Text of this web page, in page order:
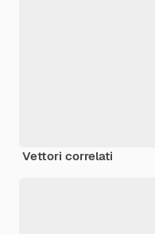
Vettori correlati